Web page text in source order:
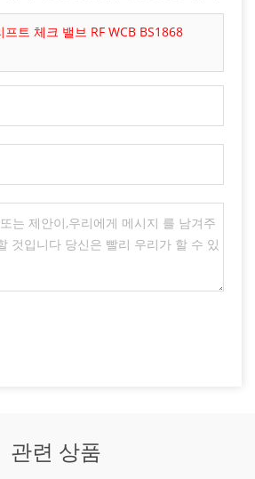
프트 체크 밸브 RF WCB BS1868
관련 상품